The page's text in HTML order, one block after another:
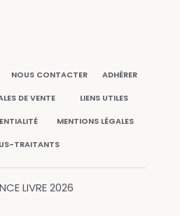
NOUS CONTACTER ADHÉRER
DE VENTE LIENS UTILES
MENTIONS LÉGALES
TRAITANTS
LIVRE2026